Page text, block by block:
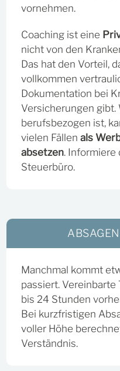
vornehmen.
Coaching ist eine
nicht von den
Das hat den Vorteil,
vollkommen
Dokumentation bei
Versicherungen gibt.
berufsbezogen ist,
vielen Fällenals
absetzen. Informiere
Steuerbüro.
Manchmal kommt
passiert. Vereinbarte
bis 24 Stunden
Bei kurzfristigen
voller Höhe
Verständnis.